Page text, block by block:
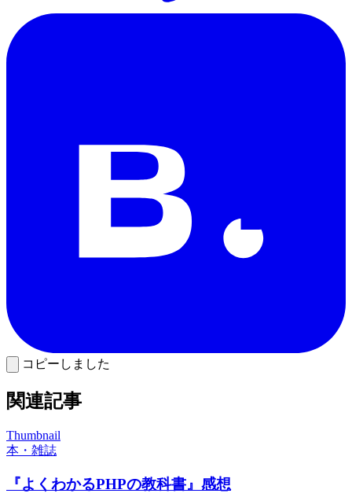
コピーしました
関連記事
Thumbnail
本・雑誌
『よくわかるPHPの教科書』感想